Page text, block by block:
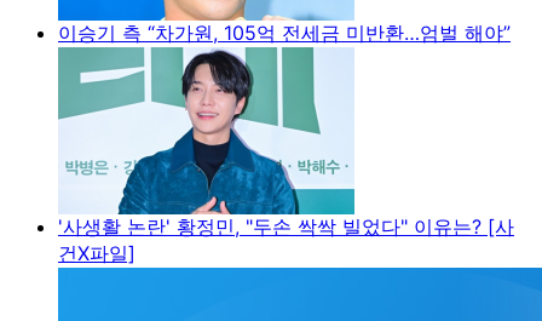
이승기 측 “차가원, 105억 전세금 미반환…엄벌 해야”
'사생활 논란' 황정민, "두손 싹싹 빌었다" 이유는? [사
건X파일]